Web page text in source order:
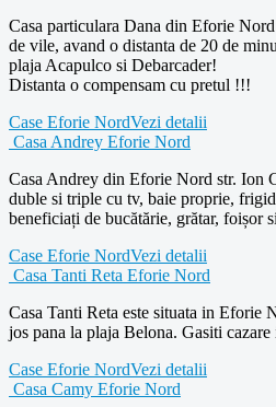
Casa particulara Dana din Eforie
de vile, avand o distanta de 20 de
plaja Acapulco si Debarcader!
Distanta o compensam cu pretul !!!
Case Eforie NordVezi detalii
Casa Andrey Eforie Nord
Casa Andrey din Eforie Nord str. Ion
duble si triple cu tv, baie proprie,
beneficiați de bucătărie, grătar, foișor
Case Eforie NordVezi detalii
Casa Tanti Reta Eforie Nord
Casa Tanti Reta este situata in Eforie
jos pana la plaja Belona. Gasiti
Case Eforie NordVezi detalii
Casa Camy Eforie Nord